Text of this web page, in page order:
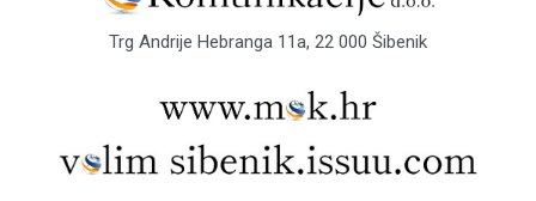
Trg Andrije Hebranga 11a, 22 000 Šibenik